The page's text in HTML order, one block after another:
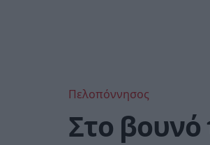
Πελοπόννησος
Στο